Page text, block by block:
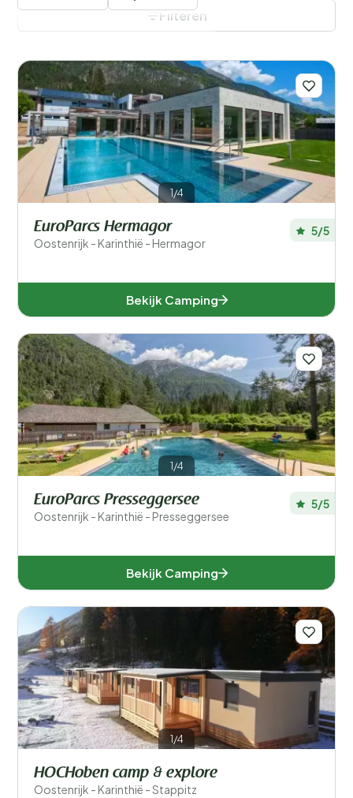
tennisbaan of de midgetgolf.
Provincies
Burgenland (1)
Karinthië (12)
Neder-Oostenrijk (1)
Salzburg (3)
Vorarlberg (1)
Populaire filters
Type accommodatie
Zwemmen
Algemeen
Filters opslaan
Filteren
1/4
EuroParcs Hermagor
Oostenrijk - Karinthië - Hermagor
5/5
Bekijk Camping
1/4
EuroParcs Presseggersee
Oostenrijk - Karinthië - Presseggersee
5/5
Bekijk Camping
1/4
HOCHoben camp & explore
Oostenrijk - Karinthië - Stappitz